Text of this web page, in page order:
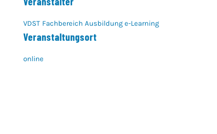
Veranstaltungsort
online
VDST Fachbereich Ausbildung e-Learning